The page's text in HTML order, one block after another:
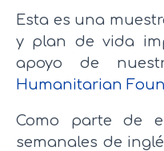
Esta es una
y plan de vida
apoyo de
Humanitarian
Como parte de
semanales de